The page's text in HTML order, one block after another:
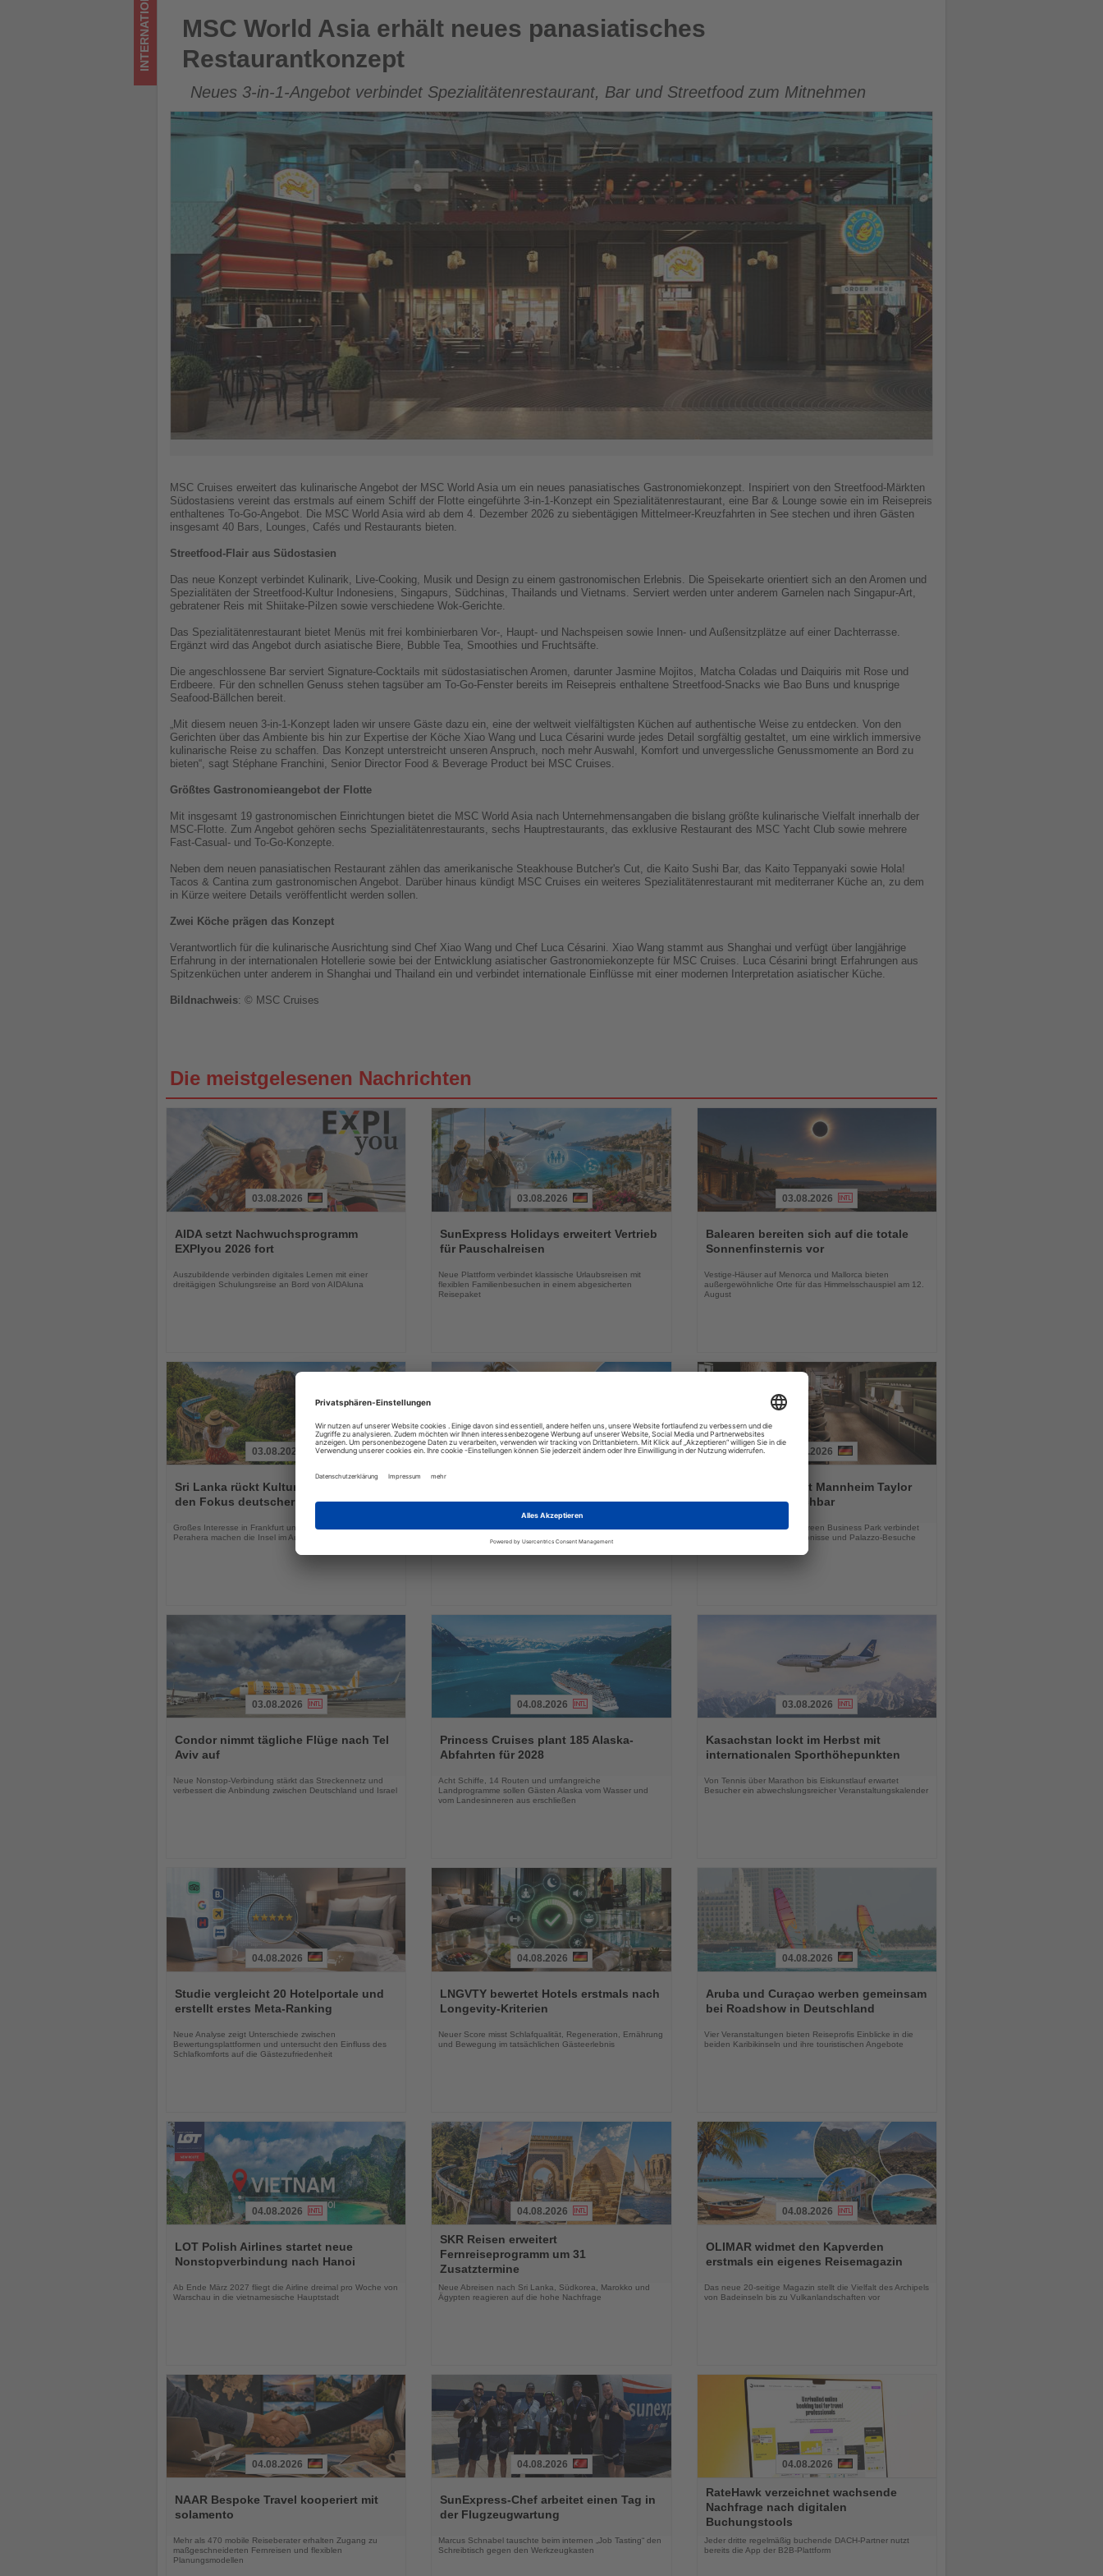
MSC World Asia erhält neues panasiatisches Restaurantkonzept
INTERNATIONAL
MSC World Asia erhält neues panasiatisches
Restaurantkonzept
Neues 3-in-1-Angebot verbindet Spezialitätenrestaurant, Bar und Streetfood zum Mitnehmen
MSC Cruises erweitert das kulinarische Angebot der MSC World Asia um ein neues panasiatisches Gastronomiekonzept. Inspiriert von den Streetfood-Märkten
Südostasiens vereint das erstmals auf einem Schiff der Flotte eingeführte 3-in-1-Konzept ein Spezialitätenrestaurant, eine Bar & Lounge sowie ein im Reisepreis
enthaltenes To-Go-Angebot. Die MSC World Asia wird ab dem 4. Dezember 2026 zu siebentägigen Mittelmeer-Kreuzfahrten in See stechen und ihren Gästen
insgesamt 40 Bars, Lounges, Cafés und Restaurants bieten.
Streetfood-Flair aus Südostasien
Das neue Konzept verbindet Kulinarik, Live-Cooking, Musik und Design zu einem gastronomischen Erlebnis. Die Speisekarte orientiert sich an den Aromen und
Spezialitäten der Streetfood-Kultur Indonesiens, Singapurs, Südchinas, Thailands und Vietnams. Serviert werden unter anderem Garnelen nach Singapur-Art,
gebratener Reis mit Shiitake-Pilzen sowie verschiedene Wok-Gerichte.
Das Spezialitätenrestaurant bietet Menüs mit frei kombinierbaren Vor-, Haupt- und Nachspeisen sowie Innen- und Außensitzplätze auf einer Dachterrasse.
Ergänzt wird das Angebot durch asiatische Biere, Bubble Tea, Smoothies und Fruchtsäfte.
Die angeschlossene Bar serviert Signature-Cocktails mit südostasiatischen Aromen, darunter Jasmine Mojitos, Matcha Coladas und Daiquiris mit Rose und
Erdbeere. Für den schnellen Genuss stehen tagsüber am To-Go-Fenster bereits im Reisepreis enthaltene Streetfood-Snacks wie Bao Buns und knusprige
Seafood-Bällchen bereit.
„Mit diesem neuen 3-in-1-Konzept laden wir unsere Gäste dazu ein, eine der weltweit vielfältigsten Küchen auf authentische Weise zu entdecken. Von den
Gerichten über das Ambiente bis hin zur Expertise der Köche Xiao Wang und Luca Césarini wurde jedes Detail sorgfältig gestaltet, um eine wirklich immersive
kulinarische Reise zu schaffen. Das Konzept unterstreicht unseren Anspruch, noch mehr Auswahl, Komfort und unvergessliche Genussmomente an Bord zu
bieten“, sagt Stéphane Franchini, Senior Director Food & Beverage Product bei MSC Cruises.
Größtes Gastronomieangebot der Flotte
Mit insgesamt 19 gastronomischen Einrichtungen bietet die MSC World Asia nach Unternehmensangaben die bislang größte kulinarische Vielfalt innerhalb der
MSC-Flotte. Zum Angebot gehören sechs Spezialitätenrestaurants, sechs Hauptrestaurants, das exklusive Restaurant des MSC Yacht Club sowie mehrere
Fast-Casual- und To-Go-Konzepte.
Neben dem neuen panasiatischen Restaurant zählen das amerikanische Steakhouse Butcher's Cut, die Kaito Sushi Bar, das Kaito Teppanyaki sowie Hola!
Tacos & Cantina zum gastronomischen Angebot. Darüber hinaus kündigt MSC Cruises ein weiteres Spezialitätenrestaurant mit mediterraner Küche an, zu dem
in Kürze weitere Details veröffentlicht werden sollen.
Zwei Köche prägen das Konzept
Verantwortlich für die kulinarische Ausrichtung sind Chef Xiao Wang und Chef Luca Césarini. Xiao Wang stammt aus Shanghai und verfügt über langjährige
Erfahrung in der internationalen Hotellerie sowie bei der Entwicklung asiatischer Gastronomiekonzepte für MSC Cruises. Luca Césarini bringt Erfahrungen aus
Spitzenküchen unter anderem in Shanghai und Thailand ein und verbindet internationale Einflüsse mit einer modernen Interpretation asiatischer Küche.
Bildnachweis: © MSC Cruises
Die meistgelesenen Nachrichten
Sie
die
Nachrichten
03.08.2026
AIDA setzt Nachwuchsprogramm
EXPIyou 2026 fort
Auszubildende verbinden digitales Lernen mit einer
dreitägigen Schulungsreise an Bord von AIDAluna
Sie
die
03.08.2026
SunExpress Holidays erweitert Vertrieb
für Pauschalreisen
Neue Plattform verbindet klassische Urlaubsreisen mit
flexiblen Familienbesuchen in einem abgesicherten
Reisepaket
Sie
die
03.08.2026
Balearen bereiten sich auf die totale
Sonnenfinsternis vor
Vestige-Häuser auf Menorca und Mallorca bieten
außergewöhnliche Orte für das Himmelsschauspiel am 12.
August
Sie
die
03.08.2026
Sri Lanka rückt Kultur und Vielfalt in
den Fokus deutscher Urlauber
Großes Interesse in Frankfurt und das Kandy Esala
Perahera machen die Insel im August besonders attraktiv
03.08.2026
Winterangebot deutlich aus
Wintersaison 2026/27
03.08.2026
Essential by Dorint Mannheim Taylor
Park ab sofort buchbar
Das neue Hotel im Taylor Green Business Park verbindet
Geschäftsreisen, Stadterlebnisse und Palazzo-Besuche
Sie
die
03.08.2026
Condor nimmt tägliche Flüge nach Tel
Aviv auf
Neue Nonstop-Verbindung stärkt das Streckennetz und
verbessert die Anbindung zwischen Deutschland und Israel
Sie
die
04.08.2026
Princess Cruises plant 185 Alaska-
Abfahrten für 2028
Acht Schiffe, 14 Routen und umfangreiche
Landprogramme sollen Gästen Alaska vom Wasser und
vom Landesinneren aus erschließen
Sie
die
03.08.2026
Kasachstan lockt im Herbst mit
internationalen Sporthöhepunkten
Von Tennis über Marathon bis Eiskunstlauf erwartet
Besucher ein abwechslungsreicher Veranstaltungskalender
Sie
die
04.08.2026
Studie vergleicht 20 Hotelportale und
erstellt erstes Meta-Ranking
Neue Analyse zeigt Unterschiede zwischen
Bewertungsplattformen und untersucht den Einfluss des
Schlafkomforts auf die Gästezufriedenheit
Sie
die
Nachrichten
04.08.2026
LNGVTY bewertet Hotels erstmals nach
Longevity-Kriterien
Neuer Score misst Schlafqualität, Regeneration, Ernährung
und Bewegung im tatsächlichen Gästeerlebnis
Sie
die
04.08.2026
Aruba und Curaçao werben gemeinsam
bei Roadshow in Deutschland
Vier Veranstaltungen bieten Reiseprofis Einblicke in die
beiden Karibikinseln und ihre touristischen Angebote
Sie
die
Nachrichten
04.08.2026
LOT Polish Airlines startet neue
Nonstopverbindung nach Hanoi
Ab Ende März 2027 fliegt die Airline dreimal pro Woche von
Warschau in die vietnamesische Hauptstadt
Sie
die
Nachrichten
04.08.2026
SKR Reisen erweitert
Fernreiseprogramm um 31
Zusatztermine
Neue Abreisen nach Sri Lanka, Südkorea, Marokko und
Ägypten reagieren auf die hohe Nachfrage
Sie
die
04.08.2026
OLIMAR widmet den Kapverden
erstmals ein eigenes Reisemagazin
Das neue 20-seitige Magazin stellt die Vielfalt des Archipels
von Badeinseln bis zu Vulkanlandschaften vor
Sie
die
04.08.2026
NAAR Bespoke Travel kooperiert mit
solamento
Mehr als 470 mobile Reiseberater erhalten Zugang zu
maßgeschneiderten Fernreisen und flexiblen
Planungsmodellen
Sie
die
Nachrichten
04.08.2026
SunExpress-Chef arbeitet einen Tag in
der Flugzeugwartung
Marcus Schnabel tauschte beim internen „Job Tasting“ den
Schreibtisch gegen den Werkzeugkasten
Sie
die
Nachrichten
04.08.2026
RateHawk verzeichnet wachsende
Nachfrage nach digitalen
Buchungstools
Jeder dritte regelmäßig buchende DACH-Partner nutzt
bereits die App der B2B-Plattform